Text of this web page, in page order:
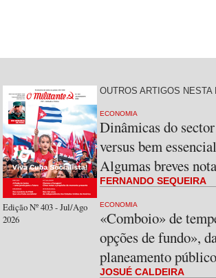
Edição Nº 403 - Jul/Ago
2026
OUTROS ARTIGOS NESTA
ECONOMIA
Dinâmicas do
versus bem
Algumas breves
FERNANDO SEQUEIRA
ECONOMIA
«Comboio» de
opções de fundo»,
planeamento
JOSUÉ CALDEIRA